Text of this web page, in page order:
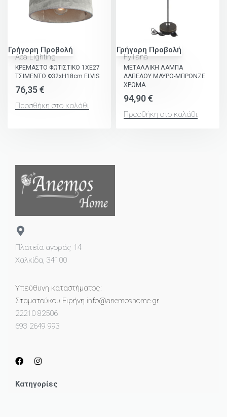
Γρήγορη Προβολή
Aca Lighting
ΚΡΕΜΑΣΤΟ ΦΩΤΙΣΤΙΚΟ 1ΧΕ27
ΤΣΙΜΕΝΤΟ Φ32xH18cm ELVIS
76,35€
Προσθήκη στο καλάθι
Γρήγορη Προβολή
Fylliana
ΜΕΤΑΛΛΙΚΗ ΛΑΜΠΑ
ΔΑΠΕΔΟΥ ΜΑΥΡΟ-ΜΠΡΟΝΖΕ
ΧΡΩΜΑ
94,90€
Προσθήκη στο καλάθι
Πλατεία αγοράς 14
Χαλκίδα, 34100
Υπεύθυνη καταστήματος:
Σταματούκου Ειρήνη info@anemoshome.gr
22210 82506
693 2649 993
Κατηγορίες